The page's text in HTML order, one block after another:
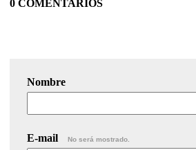
0 COMENTARIOS
Nombre
E-mail No será mostrado.